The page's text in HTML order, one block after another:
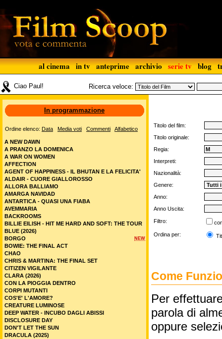
al cinema in tv anteprime archivio serie tv blog
Ciao Paul! Ricerca veloce:
Titolo del film:
Titolo originale:
Regia:
Interpreti:
Nazionalità:
Genere:
Anno:
Anno Uscita:
Filtro:
Ordina per:
Come
Per
parola di
oppure
In programmazione
Ordine elenco: Data Media voti Commenti Alfabetico
A NEW DAWN
A PRANZO LA DOMENICA
A WAR ON WOMEN
AFFECTION
AGENT OF HAPPINESS - IL BHUTAN E LA FELICITA'
ALDAIR - CUORE GIALLOROSSO
ALLORA BALLIAMO
AMARGA NAVIDAD
ANTARTICA - QUASI UNA FIABA
AVEMMARIA
BACKROOMS
BILLIE EILISH - HIT ME HARD AND SOFT: THE TOUR
BLUE (2026)
NEW
BORGO
BOWIE: THE FINAL ACT
CHAO
CHRIS & MARTINA: THE FINAL SET
CITIZEN VIGILANTE
CLARA (2026)
CON LA PIOGGIA DENTRO
CORPI MUTANTI
COS'E' L'AMORE?
CREATURE LUMINOSE
DEEP WATER - INCUBO DAGLI ABISSI
DISCLOSURE DAY
DON'T LET THE SUN
DRACULA (2025)